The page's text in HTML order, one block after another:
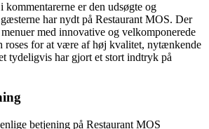
kommentarerne er den udsøgte og
har nydt på Restaurant MOS. Der
med innovative og velkomponerede
roses for at være af høj kvalitet, nytænkende
tydeligvis har gjort et stort indtryk på
betjening på Restaurant MOS